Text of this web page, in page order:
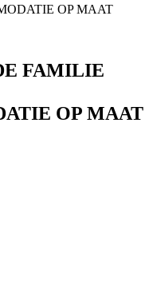
OP MAAT
FAMILIE
OP MAAT